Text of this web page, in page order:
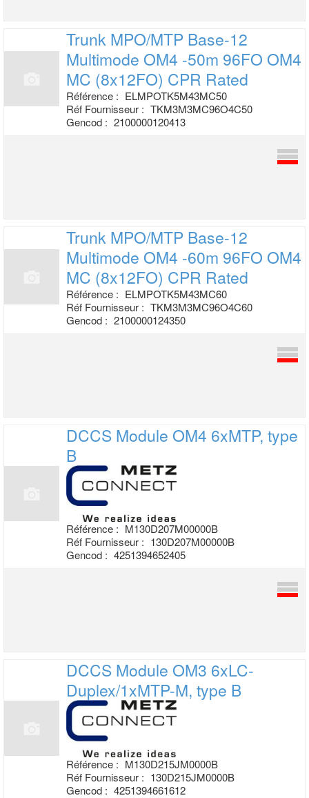
Trunk MPO/MTP Base-12
Multimode OM4 -50m 96FO OM4
MC (8x12FO) CPR Rated
Référence : ELMPOTK5M43MC50
Réf Fournisseur : TKM3M3MC96O4C50
Gencod : 2100000120413
Trunk MPO/MTP Base-12
Multimode OM4 -60m 96FO OM4
MC (8x12FO) CPR Rated
Référence : ELMPOTK5M43MC60
Réf Fournisseur : TKM3M3MC96O4C60
Gencod : 2100000124350
DCCS Module OM4 6xMTP, type
B
Référence : M130D207M00000B
Réf Fournisseur : 130D207M00000B
Gencod : 4251394652405
DCCS Module OM3 6xLC-
Duplex/1xMTP-M, type B
Référence : M130D215JM0000B
Réf Fournisseur : 130D215JM0000B
Gencod : 4251394661612